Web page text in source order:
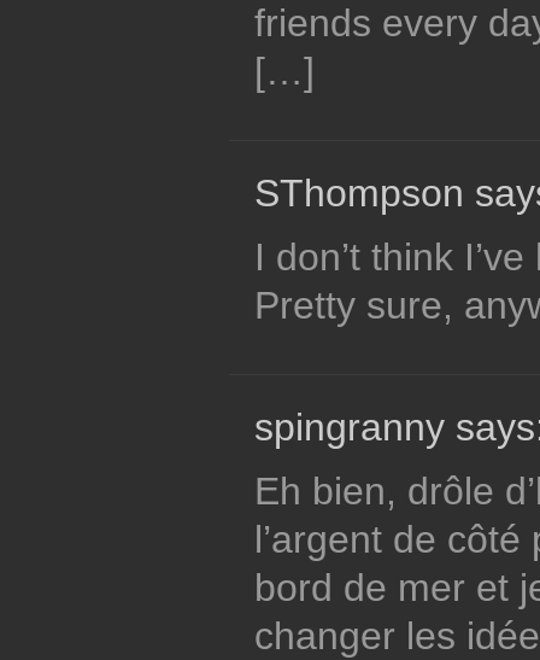
friends every
[…]
SThompson
I don’t think
Pretty sure,
spingranny
Eh bien, drôle
l’argent de
bord de mer et
changer les